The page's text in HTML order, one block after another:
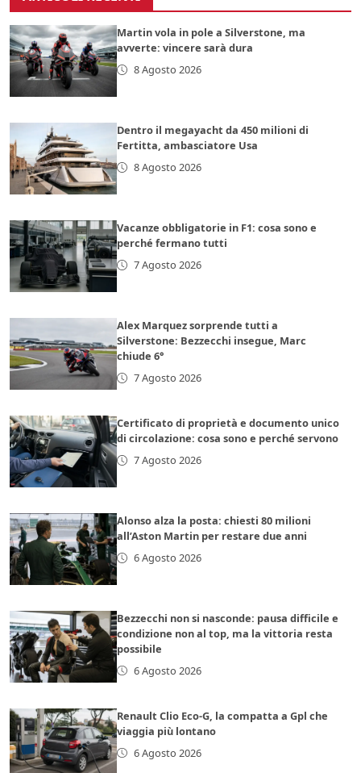
Martin vola in pole a Silverstone, ma
avverte: vincere sarà dura
8 Agosto 2026
Dentro il megayacht da 450 milioni di
Fertitta, ambasciatore Usa
8 Agosto 2026
Vacanze obbligatorie in F1: cosa sono e
perché fermano tutti
7 Agosto 2026
Alex Marquez sorprende tutti a
Silverstone: Bezzecchi insegue, Marc
chiude 6°
7 Agosto 2026
Certificato di proprietà e documento unico
di circolazione: cosa sono e perché servono
7 Agosto 2026
Alonso alza la posta: chiesti 80 milioni
all’Aston Martin per restare due anni
6 Agosto 2026
Bezzecchi non si nasconde: pausa difficile e
condizione non al top, ma la vittoria resta
possibile
6 Agosto 2026
Renault Clio Eco-G, la compatta a Gpl che
viaggia più lontano
6 Agosto 2026